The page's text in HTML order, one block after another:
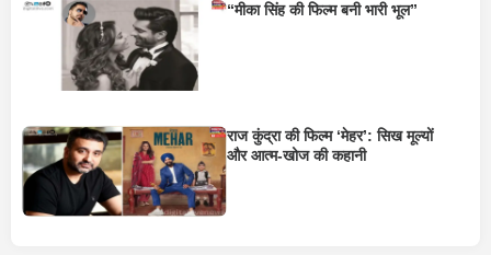
“मीका सिंह की फिल्म बनी भारी भूल”
राज कुंद्रा की फिल्म ‘मेहर’: सिख मूल्यों
और आत्म-खोज की कहानी